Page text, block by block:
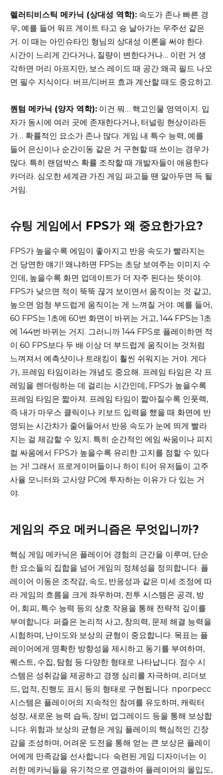
렐러티비스틱 메카닉 (상대성 역학): 속도가 존나 빠른 경
우, 예를 들어 워프 게이트 타고 슝 날아가는 우주선 같은
거. 이 때는 아인슈타인 형님의 상대성 이론을 써야 한다.
시간이 느리게 간다거나, 질량이 변한다거나… 이런 거 생
각하면 머리 아프지만, 보스 레이드 때 공간 왜곡 필드 나오
면 필수 지식이다. 버프/디버프 효과 계산할 때도 중요하고.
퀀텀 메카닉 (양자 역학): 이건 뭐… 핵고인물 영역이지. 입
자가 동시에 여러 곳에 존재한다거나, 터널링 현상이라든
가… 확률적인 요소가 존나 많다. 게임 내 특수 능력, 예를
들어 은신이나 순간이동 같은 거 구현할 때 쓰이는 경우가
많다. 특히 랜덤박스 확률 조작할 때 개발자들이 애용한다
카더라. 심오한 세계관 가진 게임 파고들 땐 알아두면 득 될
거임.
슈팅 게임에서 FPS가 왜 중요한가요?
FPS가 높을수록 에임이 좋아지고 반응 속도가 빨라지는
건 당연한 얘기! 왜냐하면 FPS는 초당 보여주는 이미지 수
인데, 높을수록 화면 업데이트가 더 자주 된다는 뜻이야.
FPS가 낮으면 적이 뚝뚝 끊겨 보이면서 움직이는 것 같고,
높으면 엄청 부드럽게 움직이는 게 느껴질 거야. 예를 들어,
60 FPS는 1초에 60번 화면이 바뀌는 거고, 144 FPS는 1초
에 144번 바뀌는 거지. 그러니까 144 FPS로 플레이하면 적
이 60 FPS보다 두 배 이상 더 부드럽게 움직이는 것처럼
느껴져서 예측샷이나 트래킹이 훨씬 쉬워지는 거야. 게다
가, 프레임 타임이라는 개념도 중요해. 프레임 타임은 각 프
레임을 렌더링하는 데 걸리는 시간인데, FPS가 높을수록
프레임 타임은 짧아져. 프레임 타임이 짧아질수록 인풋렉,
즉 내가 마우스 클릭이나 키보드 입력을 했을 때 화면에 반
영되는 시간차가 줄어들어서 반응 속도가 눈에 띄게 빨라
지는 걸 체감할 수 있지. 특히 순간적인 에임 싸움이나 피지
컬 싸움에서 FPS가 높을수록 유리한 고지를 점할 수 있다
는 거! 그래서 프로게이머들이나 하이 티어 유저들이 고주
사율 모니터와 고사양 PC에 투자하는 이유가 다 있는 거
야.
게임의 주요 메커니즘은 무엇입니까?
핵심 게임 메카닉은 플레이어 경험의 근간을 이루며, 단순
한 요소들의 집합을 넘어 게임의 정체성을 정의합니다. 플
레이어 이동은 조작감, 속도, 반응성과 같은 미세 조정에 따
라 게임의 흐름을 크게 좌우하며, 전투 시스템은 공격, 방
어, 회피, 특수 능력 등의 상호 작용을 통해 전략적 깊이를
부여합니다. 퍼즐은 논리적 사고, 창의력, 문제 해결 능력을
시험하며, 난이도와 보상의 균형이 중요합니다. 목표는 플
레이어에게 명확한 방향성을 제시하고 동기를 부여하며,
퀘스트, 수집, 탐험 등 다양한 형태로 나타납니다. 점수 시
스템은 성취감을 제공하고 경쟁 심리를 자극하며, 리더보
드, 업적, 진행도 표시 등의 형태로 구현됩니다. прогресс
시스템은 플레이어의 지속적인 참여를 유도하며, 캐릭터
성장, 새로운 능력 습득, 장비 업그레이드 등을 통해 보상합
니다. 위험과 보상의 균형은 게임 플레이의 핵심적인 긴장
감을 조성하며, 어려운 도전을 통해 얻는 큰 보상은 플레이
어에게 만족감을 선사합니다. 숙련된 게임 디자이너는 이
러한 메카닉들을 유기적으로 연결하여 플레이어의 몰입도,